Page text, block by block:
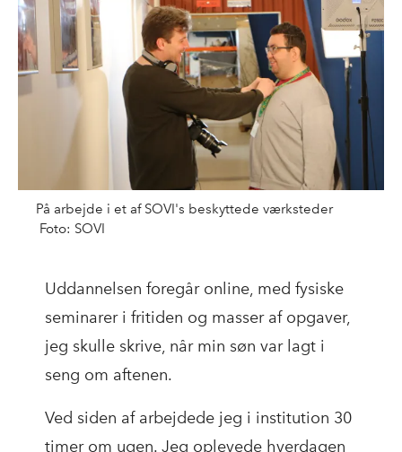
På arbejde i et af SOVI's beskyttede værksteder
Foto: SOVI
Uddannelsen foregår online, med fysiske
seminarer i fritiden og masser af opgaver,
jeg skulle skrive, når min søn var lagt i
seng om aftenen.
Ved siden af arbejdede jeg i institution 30
timer om ugen. Jeg oplevede hverdagen